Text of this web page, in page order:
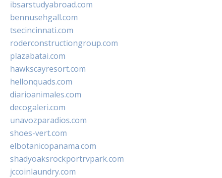
ibsarstudyabroad.com
bennusehgall.com
tsecincinnati.com
roderconstructiongroup.com
plazabatai.com
hawkscayresort.com
hellonquads.com
diarioanimales.com
decogaleri.com
unavozparadios.com
shoes-vert.com
elbotanicopanama.com
shadyoaksrockportrvpark.com
jccoinlaundry.com